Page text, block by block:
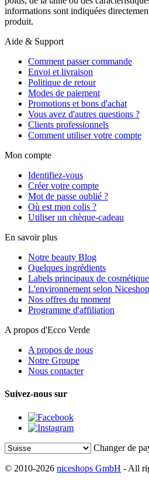
informations sont indiquées
produit.
Aide & Support
Comment passer commande
Envoi et livraison
Politique de retour
Modes de paiement
Promotions et bons d'achat
Vous avez d'autres questions ?
Clients professionnels
Comment utiliser votre compte
Mon compte
Identifiez-vous
Créer votre compte
Mot de passe oublié ?
Où est mon colis ?
Utiliser un chèque-cadeau
En savoir plus
Notre beauty Blog
Quelques ingrédients
Labels principaux de
L'environnement selon
Nos offres du moment
Programme d'affiliation
A propos d'Ecco Verde
A propos de nous
Notre Groupe
Nous contacter
Suivez-nous sur
Changer de
© 2010-2026 niceshops GmbH - All